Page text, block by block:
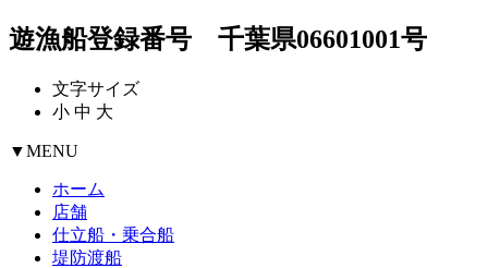
遊漁船登録番号 千葉県06601001号
文字サイズ
小 中 大
▼MENU
ホーム
店舗
仕立船・乗合船
堤防渡船